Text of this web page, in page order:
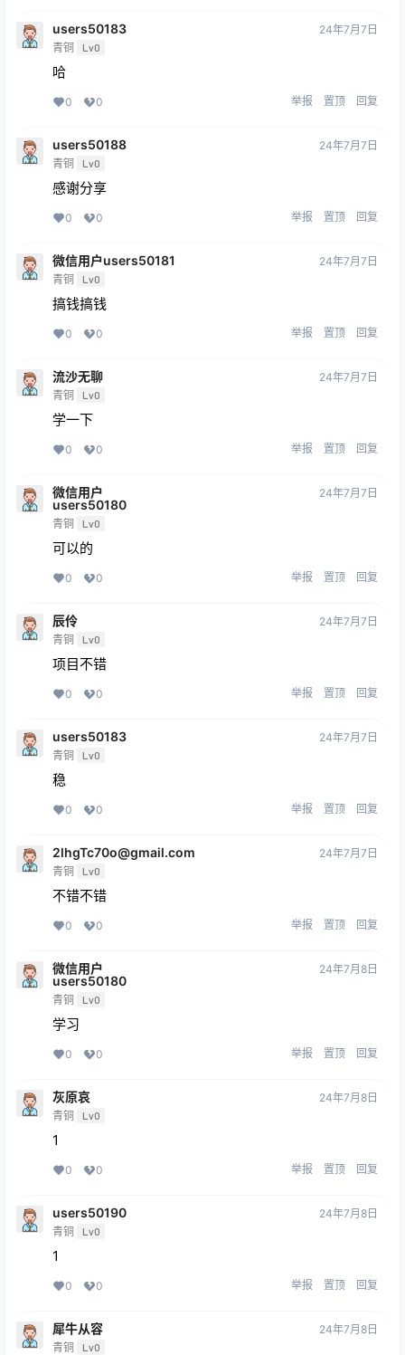
users50183
青铜 Lv0
24年7月7日
哈
0 0 举报 置顶 回复
users50188
青铜 Lv0
24年7月7日
感谢分享
0 0 举报 置顶 回复
微信用户users50181
青铜 Lv0
24年7月7日
搞钱搞钱
0 0 举报 置顶 回复
流沙无聊
青铜 Lv0
24年7月7日
学一下
0 0 举报 置顶 回复
微信用户
users50180
青铜 Lv0
24年7月7日
可以的
0 0 举报 置顶 回复
辰伶
青铜 Lv0
24年7月7日
项目不错
0 0 举报 置顶 回复
users50183
青铜 Lv0
24年7月7日
稳
0 0 举报 置顶 回复
2lhgTc70o@gmail.com
青铜 Lv0
24年7月7日
不错不错
0 0 举报 置顶 回复
微信用户
users50180
青铜 Lv0
24年7月8日
学习
0 0 举报 置顶 回复
灰原哀
青铜 Lv0
24年7月8日
1
0 0 举报 置顶 回复
users50190
青铜 Lv0
24年7月8日
1
0 0 举报 置顶 回复
犀牛从容
青铜 Lv0
24年7月8日